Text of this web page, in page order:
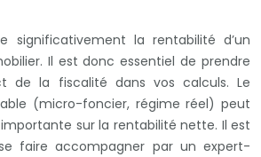
significativement la rentabilité d’un
Il est donc essentiel de prendre
de la fiscalité dans vos calculs. Le
(micro-foncier, régime réel) peut
sur la rentabilité nette. Il est
faire accompagner par un expert-